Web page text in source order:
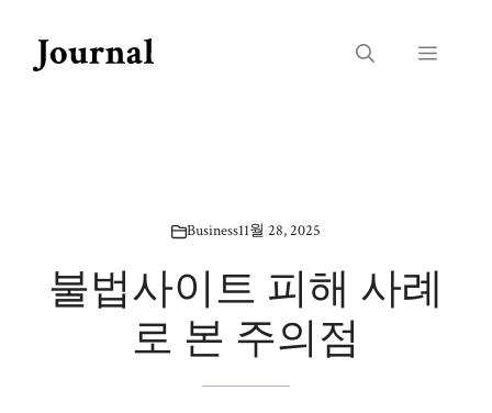
content
Menu
Business11월 28, 2025
불법사이트 피해 사례
로 본 주의점